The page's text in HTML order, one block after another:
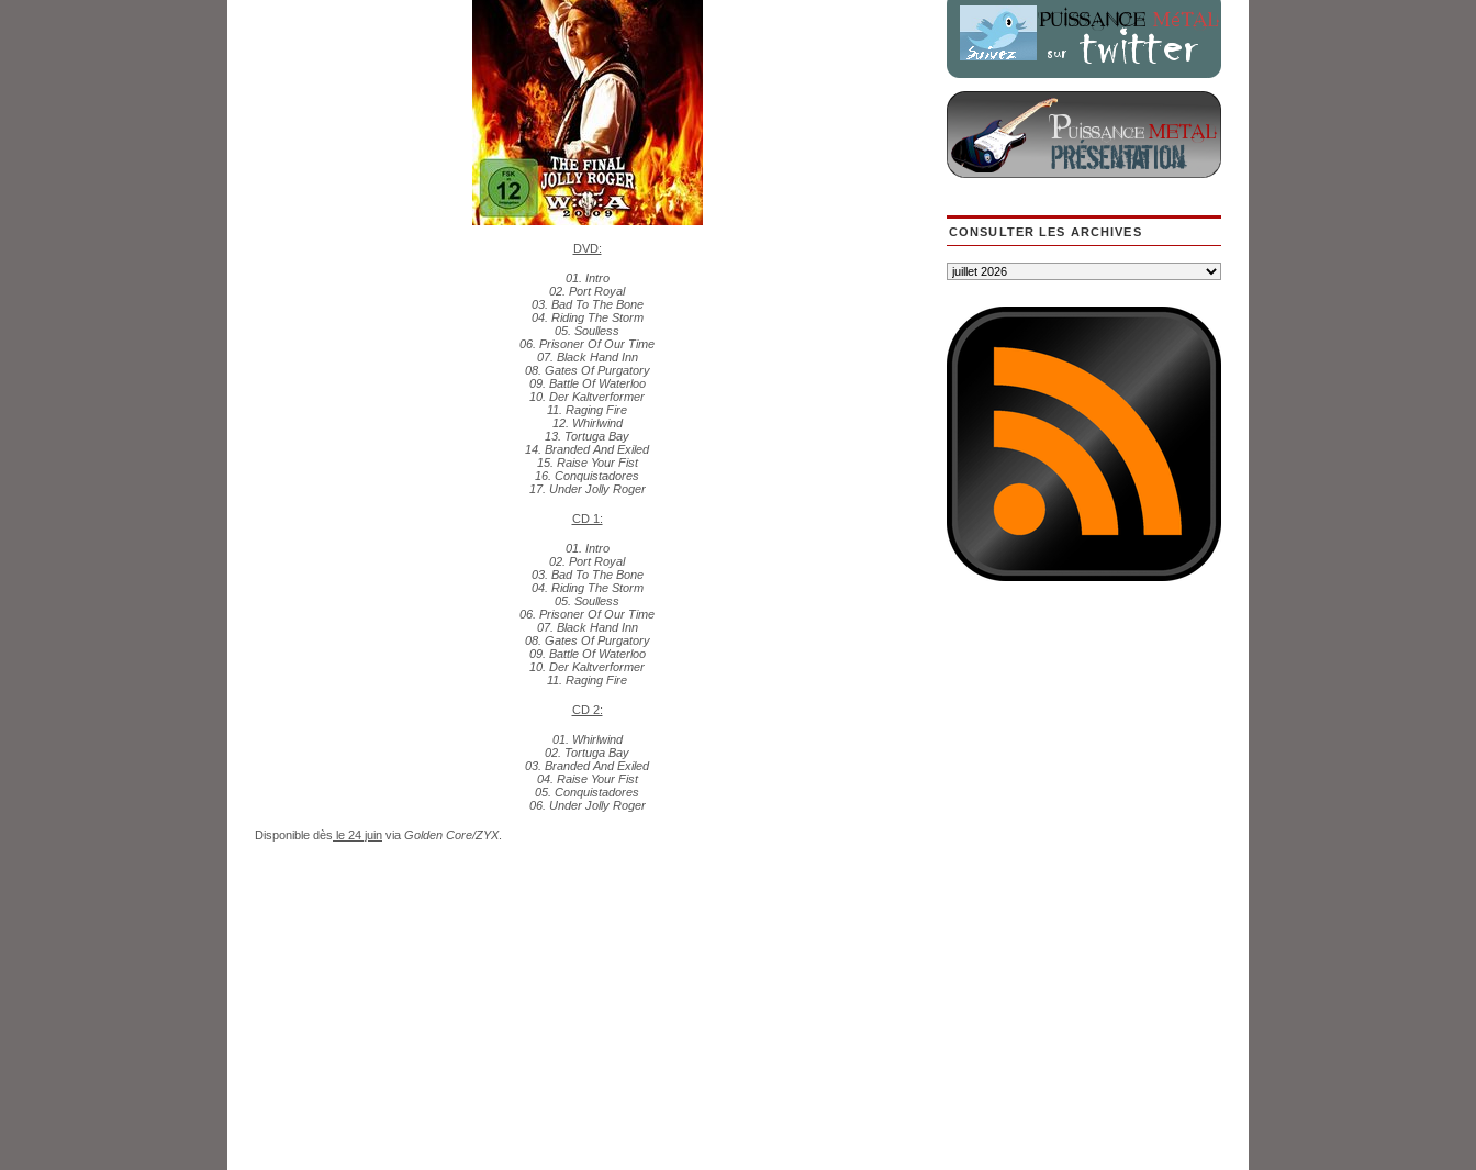
DVD:
01. Intro
02. Port Royal
03. Bad To The Bone
04. Riding The Storm
05. Soulless
06. Prisoner Of Our Time
07. Black Hand Inn
08. Gates Of Purgatory
09. Battle Of Waterloo
10. Der Kaltverformer
11. Raging Fire
12. Whirlwind
13. Tortuga Bay
14. Branded And Exiled
15. Raise Your Fist
16. Conquistadores
17. Under Jolly Roger
CD 1:
01. Intro
02. Port Royal
03. Bad To The Bone
04. Riding The Storm
05. Soulless
06. Prisoner Of Our Time
07. Black Hand Inn
08. Gates Of Purgatory
09. Battle Of Waterloo
10. Der Kaltverformer
11. Raging Fire
CD 2:
01. Whirlwind
02. Tortuga Bay
03. Branded And Exiled
04. Raise Your Fist
05. Conquistadores
06. Under Jolly Roger
Disponible dès le 24 juin via Golden Core/ZYX.
CONSULTER LES ARCHIVES